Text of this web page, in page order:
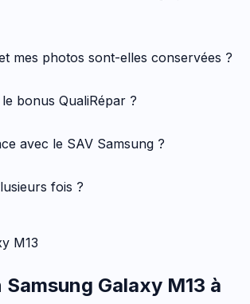
mes photos sont-elles conservées ?
bonus QualiRépar ?
avec le SAV Samsung ?
fois ?
M13
Samsung Galaxy M13 à